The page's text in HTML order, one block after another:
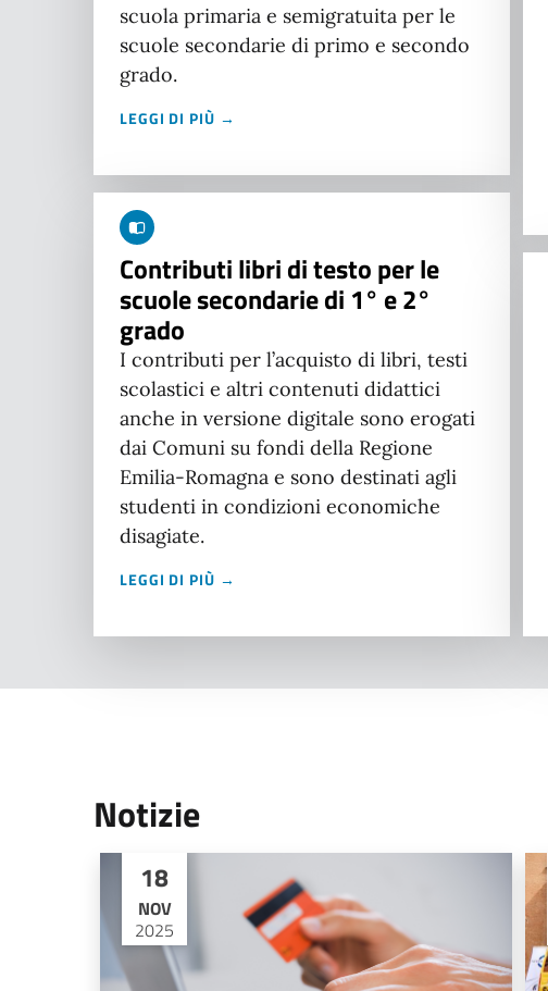
scuola primaria e semigratuita per le
scuole secondarie di primo e secondo
grado.
LEGGI DI PIÙ →
Contributi libri di testo per le
scuole secondarie di 1° e 2°
grado
I contributi per l’acquisto di libri, testi
scolastici e altri contenuti didattici
anche in versione digitale sono erogati
dai Comuni su fondi della Regione
Emilia-Romagna e sono destinati agli
studenti in condizioni economiche
disagiate.
LEGGI DI PIÙ →
Notizie
18
NOV
2025